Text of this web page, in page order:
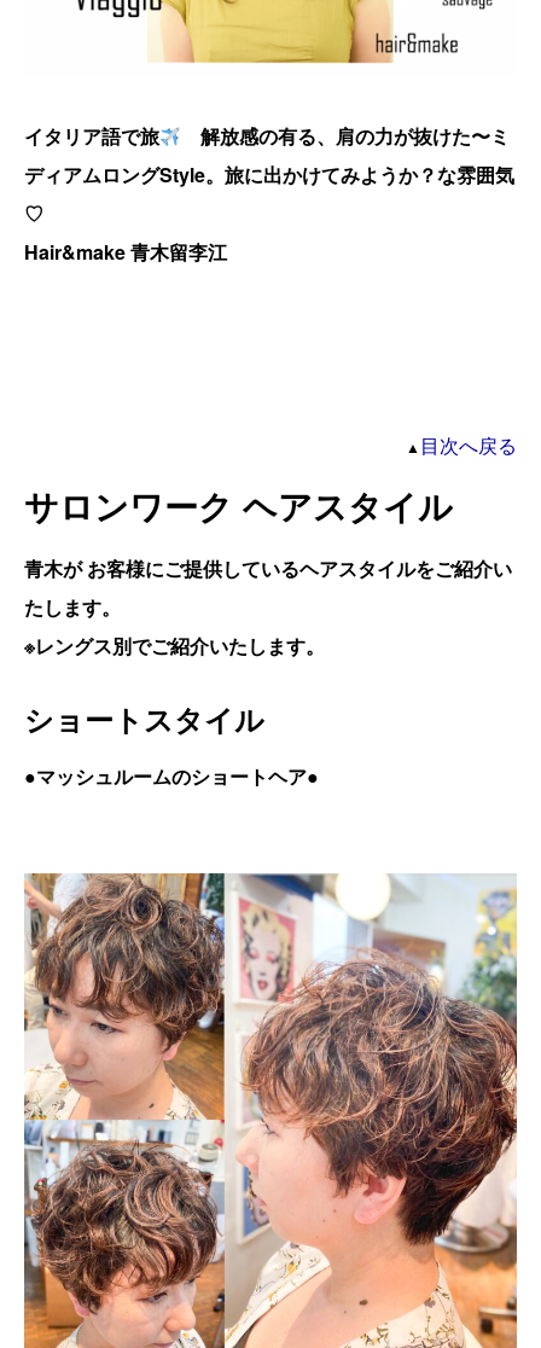
イタリア語で旅
解放感の有る、肩の力が抜けた〜ミ
ディアムロングStyle。旅に出かけてみようか？な雰囲気
♡
Hair&make 青木留李江
▲ 目次へ戻る
サロンワーク ヘアスタイル
青木が お客様にご提供しているヘアスタイルをご紹介い
たします。
※レングス別でご紹介いたします。
ショートスタイル
●マッシュルームのショートヘア●